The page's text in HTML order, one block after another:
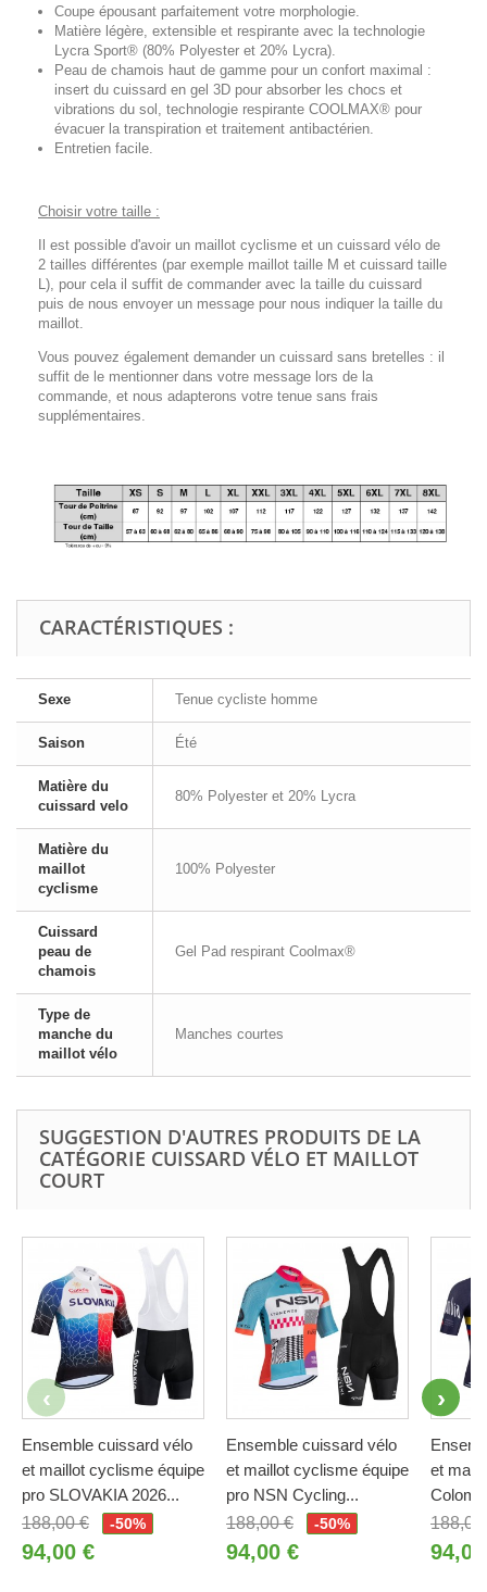
Coupe épousant parfaitement votre morphologie.
Matière légère, extensible et respirante avec la technologie
Lycra Sport® (80% Polyester et 20% Lycra).
Peau de chamois haut de gamme pour un confort maximal :
insert du cuissard en gel 3D pour absorber les chocs et
vibrations du sol, technologie respirante COOLMAX® pour
évacuer la transpiration et traitement antibactérien.
Entretien facile.
Choisir votre taille :
Il est possible d'avoir un maillot cyclisme et un cuissard vélo de
2 tailles différentes (par exemple maillot taille M et cuissard taille
L), pour cela il suffit de commander avec la taille du cuissard
puis de nous envoyer un message pour nous indiquer la taille du
maillot.
Vous pouvez également demander un cuissard sans bretelles : il
suffit de le mentionner dans votre message lors de la
commande, et nous adapterons votre tenue sans frais
supplémentaires.
CARACTÉRISTIQUES :
Sexe Tenue cycliste homme
Saison Été
Matière du
cuissard velo
80% Polyester et 20% Lycra
Matière du
maillot
cyclisme
100% Polyester
Cuissard
peau de
chamois
Gel Pad respirant Coolmax®
Type de
manche du
maillot vélo
Manches courtes
SUGGESTION D'AUTRES PRODUITS DE LA
CATÉGORIE CUISSARD VÉLO ET MAILLOT
COURT
Ensemble cuissard vélo
et maillot cyclisme équipe
pro SLOVAKIA 2026...
188,00 €
-50%
94,00 €
Ensemble cuissard vélo
et maillot cyclisme équipe
pro NSN Cycling...
188,00 €
-50%
94,00 €
et
188,00